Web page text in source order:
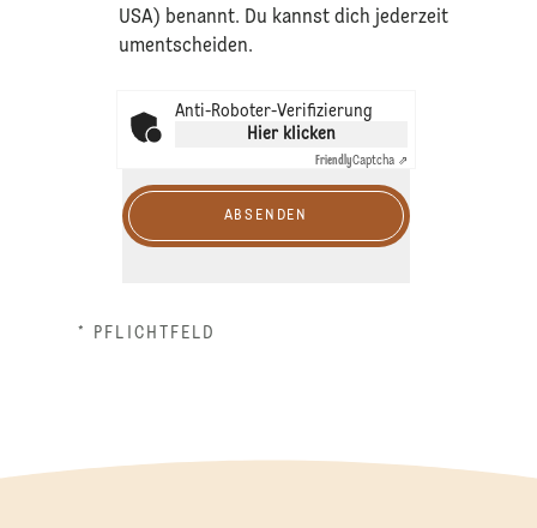
USA) benannt. Du kannst dich jederzeit
umentscheiden.
Anti-Roboter-Verifizierung
Hier klicken
FriendlyCaptcha ⇗
ABSENDEN
* PFLICHTFELD